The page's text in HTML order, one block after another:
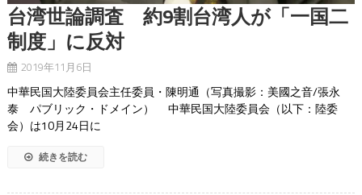
台湾世論調査 約9割台湾人が「一国二
制度」に反対
2019年11月6日
中華民国大陸委員会主任委員・陳明通（写真撮影：美國之音/張永
泰 パブリック・ドメイン） 中華民国大陸委員会（以下：陸委
会）は10月24日に
続きを読む